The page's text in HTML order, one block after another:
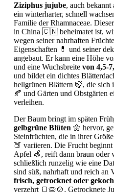
Ziziphus jujube, auch bekannt
ein winterharter, schnell
Familie der Rhamnaceae.
in China 🇨🇳 beheimatet ist,
wegen seiner nahrhaften
Eigenschaften 💊 und seiner
angebaut. Er kann eine Höhe
und eine Wuchsbreite von 4,5-
und bildet ein dichtes
hellgrünen Blättern 🍃, die sich
🍂 und Gärten und Obstgärten
verleihen.
Der Baum bringt im späten
gelbgrüne Blüten 🌼 hervor,
Steinfrüchten, die in ihrer
🍑 variieren. Die Frucht
Apfel 🍏, reift dann braun oder
schließlich runzelig wie eine
sind süß, nahrhaft und reich an
frisch, getrocknet oder
verzehrt 🍞🥧🍲. Getrocknete